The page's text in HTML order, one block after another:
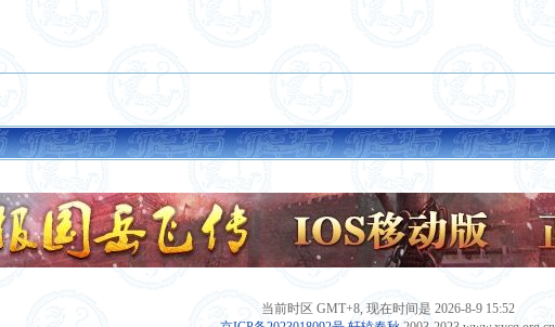
当前时区 GMT+8, 现在时间是 2026-8-9 15:52